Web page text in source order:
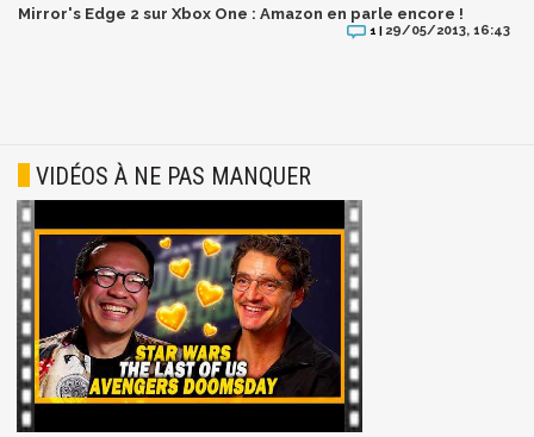
Mirror's Edge 2 sur Xbox One : Amazon en parle encore !
1 | 29/05/2013, 16:43
VIDÉOS À NE PAS MANQUER